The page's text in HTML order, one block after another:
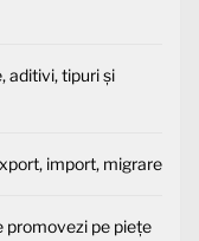
aditivi, tipuri și
import, migrare
promovezi pe piețe